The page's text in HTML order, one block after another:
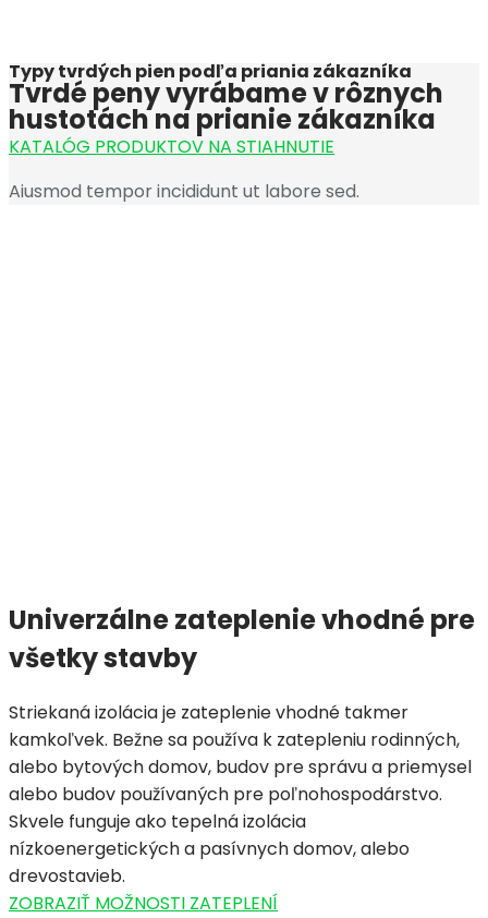
Typy tvrdých pien podľa priania zákazníka
Tvrdé peny vyrábame v rôznych
hustotách na prianie zákazníka
KATALÓG PRODUKTOV NA STIAHNUTIE
Aiusmod tempor incididunt ut labore sed.
Univerzálne zateplenie vhodné pre
všetky stavby
Striekaná izolácia je zateplenie vhodné takmer
kamkoľvek. Bežne sa používa k zatepleniu rodinných,
alebo bytových domov, budov pre správu a priemysel
alebo budov používaných pre poľnohospodárstvo.
Skvele funguje ako tepelná izolácia
nízkoenergetických a pasívnych domov, alebo
drevostavieb.
ZOBRAZIŤ MOŽNOSTI ZATEPLENÍ